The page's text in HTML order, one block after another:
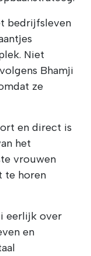
bedrijfsleven
Niet
Bhamji
ze
en direct is
het
vrouwen
te horen
eerlijk over
en